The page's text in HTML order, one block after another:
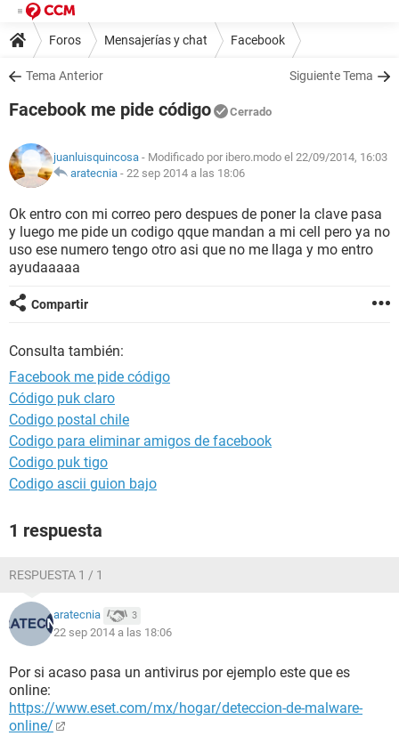
Foros Mensajerías y chat Facebook
Tema Anterior Siguiente Tema
Facebook me pide código Cerrado
juanluisquincosa - Modificado por ibero.modo el 22/09/2014, 16:03
aratecnia - 22 sep 2014 a las 18:06
Ok entro con mi correo pero despues de poner la clave pasa
y luego me pide un codigo qque mandan a mi cell pero ya no
uso ese numero tengo otro asi que no me llaga y mo entro
ayudaaaaa
Compartir
Consulta también:
Facebook me pide código
Código puk claro
Codigo postal chile
Codigo para eliminar amigos de facebook
Codigo puk tigo
Codigo ascii guion bajo
1 respuesta
RESPUESTA 1 / 1
aratecnia 3
22 sep 2014 a las 18:06
Por si acaso pasa un antivirus por ejemplo este que es
online:
https://www.eset.com/mx/hogar/deteccion-de-malware-
online/